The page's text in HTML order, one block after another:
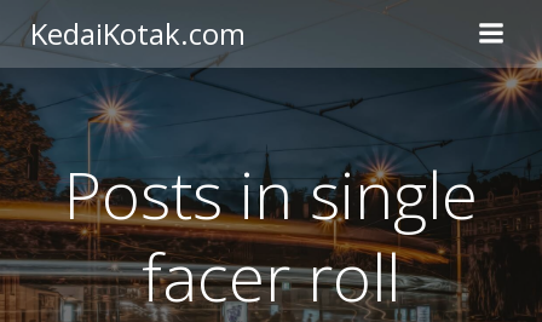
content
KedaiKotak.com
Posts in single
facer roll